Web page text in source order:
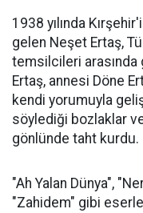
1938 yılında
gelen Neşet Ertaş,
temsilcileri arasında
Ertaş, annesi Döne
kendi yorumuyla
söylediği bozlaklar
gönlünde taht kurdu.
"Ah Yalan Dünya",
"Zahidem" gibi